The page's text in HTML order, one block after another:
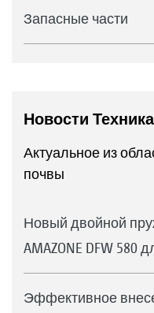
Запасные части
Новости
Актуальное из
почвы
Новый двойной
AMAZONE DFW 580
Эффективное